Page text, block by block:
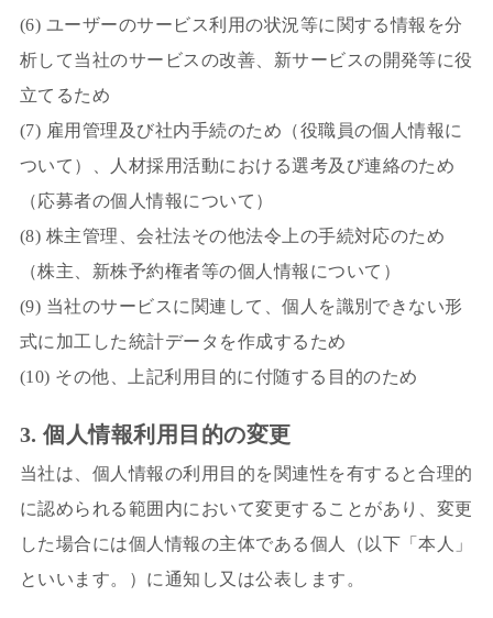
(6) ユーザーのサービス利用の状況等に関する情報を分
析して当社のサービスの改善、新サービスの開発等に役
立てるため
(7) 雇用管理及び社内手続のため（役職員の個人情報に
ついて）、人材採用活動における選考及び連絡のため
（応募者の個人情報について）
(8) 株主管理、会社法その他法令上の手続対応のため
（株主、新株予約権者等の個人情報について）
(9) 当社のサービスに関連して、個人を識別できない形
式に加工した統計データを作成するため
(10) その他、上記利用目的に付随する目的のため
3. 個人情報利用目的の変更
当社は、個人情報の利用目的を関連性を有すると合理的
に認められる範囲内において変更することがあり、変更
した場合には個人情報の主体である個人（以下「本人」
といいます。）に通知し又は公表します。